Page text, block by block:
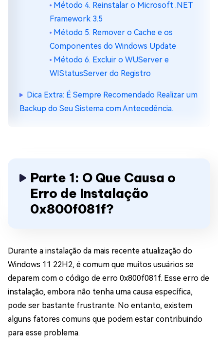
Método 4. Reinstalar o Microsoft .NET
Framework 3.5
Método 5. Remover o Cache e os
Componentes do Windows Update
Método 6. Excluir o WUServer e
WIStatusServer do Registro
Dica Extra: É Sempre Recomendado Realizar um
Backup do Seu Sistema com Antecedência.
Parte 1: O Que Causa o
Erro de Instalação
0x800f081f?
Durante a instalação da mais recente atualização do
Windows 11 22H2, é comum que muitos usuários se
deparem com o código de erro 0x800f081f. Esse erro de
instalação, embora não tenha uma causa específica,
pode ser bastante frustrante. No entanto, existem
alguns fatores comuns que podem estar contribuindo
para esse problema.